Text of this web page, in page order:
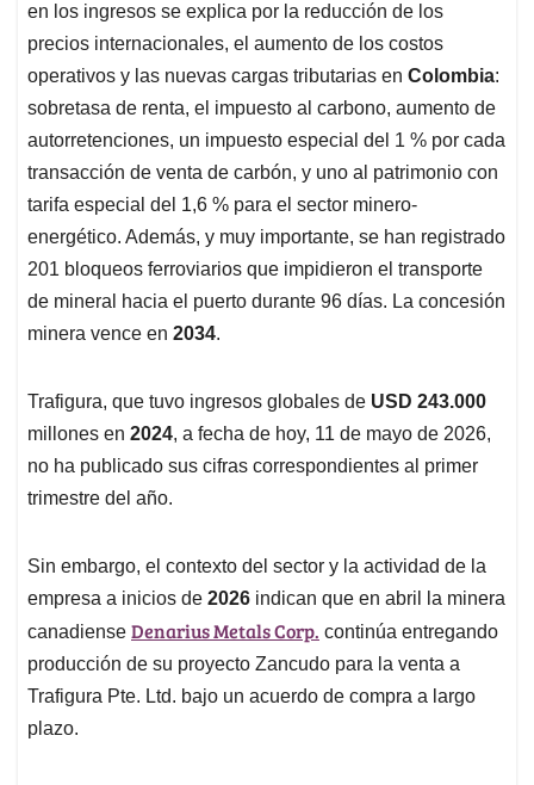
en los ingresos se explica por la reducción de los
precios internacionales, el aumento de los costos
operativos y las nuevas cargas tributarias en Colombia:
sobretasa de renta, el impuesto al carbono, aumento de
autorretenciones, un impuesto especial del 1 % por cada
transacción de venta de carbón, y uno al patrimonio con
tarifa especial del 1,6 % para el sector minero-
energético. Además, y muy importante, se han registrado
201 bloqueos ferroviarios que impidieron el transporte
de mineral hacia el puerto durante 96 días. La concesión
minera vence en 2034.
Trafigura, que tuvo ingresos globales de USD 243.000
millones en 2024, a fecha de hoy, 11 de mayo de 2026,
no ha publicado sus cifras correspondientes al primer
trimestre del año.
Sin embargo, el contexto del sector y la actividad de la
empresa a inicios de 2026 indican que en abril la minera
canadiense Denarius Metals Corp. continúa entregando
producción de su proyecto Zancudo para la venta a
Trafigura Pte. Ltd. bajo un acuerdo de compra a largo
plazo.